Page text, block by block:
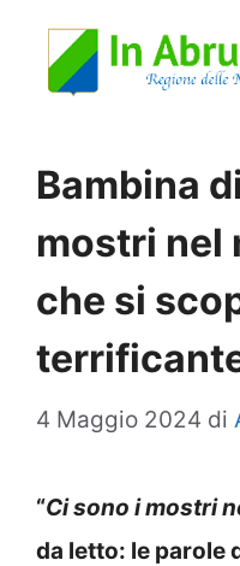
Bambina
mostri nel
che si
4 Maggio 2024 di
“Ci sono i mostri
da letto: le parole